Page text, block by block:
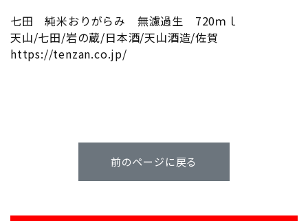
七田 純米おりがらみ 無濾過生 720ｍｌ
天山/七田/岩の蔵/日本酒/天山酒造/佐賀
https://tenzan.co.jp/
前のページに戻る